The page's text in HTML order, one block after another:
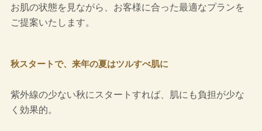
お肌の状態を見ながら、お客様に合った最適なプランを
ご提案いたします。
秋スタートで、来年の夏はツルすべ肌に
紫外線の少ない秋にスタートすれば、肌にも負担が少な
く効果的。